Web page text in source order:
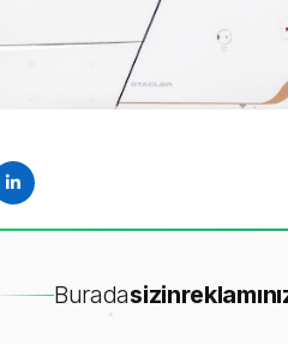
Buradasizin